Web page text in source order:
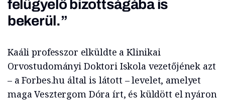
felügyelő bizottságába is
bekerül.”
Kaáli professzor elküldte a Klinikai
Orvostudományi Doktori Iskola vezetőjének azt
– a Forbes.hu által is látott – levelet, amelyet
maga Vesztergom Dóra írt, és küldött el nyáron